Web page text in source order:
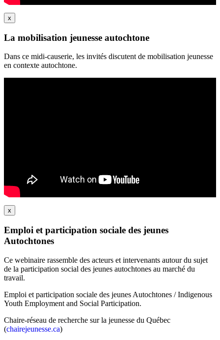
x
La mobilisation jeunesse autochtone
Dans ce midi-causerie, les invités discutent de mobilisation jeunesse
en contexte autochtone.
x
Emploi et participation sociale des jeunes
Autochtones
Ce webinaire rassemble des acteurs et intervenants autour du sujet
de la participation social des jeunes autochtones au marché du
travail.
Emploi et participation sociale des jeunes Autochtones / Indigenous
Youth Employment and Social Participation.
Chaire-réseau de recherche sur la jeunesse du Québec
(chairejeunesse.ca)